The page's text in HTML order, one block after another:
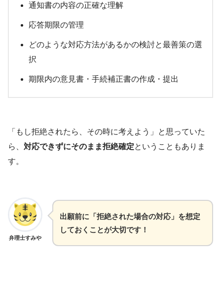
通知書の内容の正確な理解
応答期限の管理
どのような対応方法があるかの検討と最善策の選
択
期限内の意見書・手続補正書の作成・提出
「もし拒絶されたら、その時に考えよう」と思っていた
ら、 対応できずにそのまま拒絶確定ということもありま
す。
弁理士すみや
出願前に「拒絶された場合の対応」を想定
しておくことが大切です！